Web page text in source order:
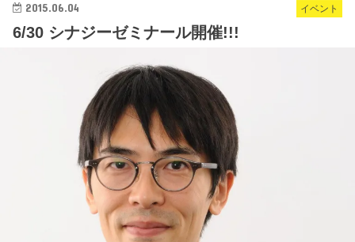
イベント
2015.06.04
6/30 シナジーゼミナール開催!!!